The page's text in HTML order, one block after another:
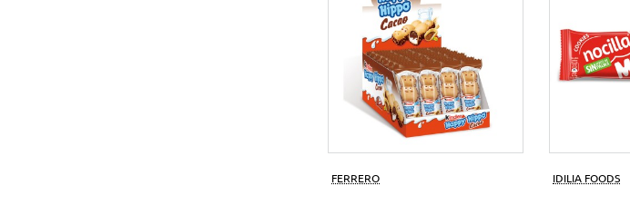
FERRERO IDILIA FOODS